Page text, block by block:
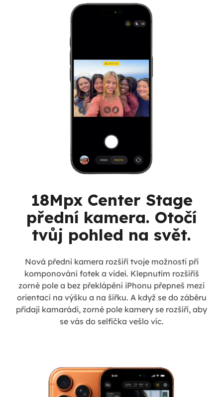
18Mpx Center Stage
přední kamera. Otočí
tvůj pohled na svět.
Nová přední kamera rozšíří tvoje možnosti při
komponování fotek a videí. Klepnutím rozšíříš
zorné pole a bez překlápění iPhonu přepneš mezi
orientací na výšku a na šířku. A když se do záběru
přidají kamarádi, zorné pole kamery se rozšíří, aby
se vás do selfíčka vešlo víc.